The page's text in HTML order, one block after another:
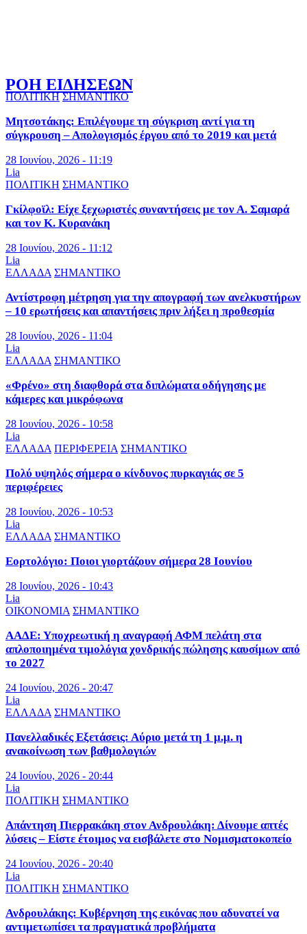
ΡΟΗ ΕΙΔΗΣΕΩΝ
ΠΟΛΙΤΙΚΗ ΣΗΜΑΝΤΙΚΟ
Μητσοτάκης: Επιλέγουμε τη σύγκριση αντί για τη
σύγκρουση – Απολογισμός έργου από το 2019 και μετά
28 Ιουνίου, 2026 - 11:19
Lia
ΠΟΛΙΤΙΚΗ ΣΗΜΑΝΤΙΚΟ
Γκίλφοϊλ: Είχε ξεχωριστές συναντήσεις με τον Α. Σαμαρά
και τον Κ. Κυρανάκη
28 Ιουνίου, 2026 - 11:12
Lia
ΕΛΛΑΔΑ ΣΗΜΑΝΤΙΚΟ
Αντίστροφη μέτρηση για την απογραφή των ανελκυστήρων
– 10 ερωτήσεις και απαντήσεις πριν λήξει η προθεσμία
28 Ιουνίου, 2026 - 11:04
Lia
ΕΛΛΑΔΑ ΣΗΜΑΝΤΙΚΟ
«Φρένο» στη διαφθορά στα διπλώματα οδήγησης με
κάμερες και μικρόφωνα
28 Ιουνίου, 2026 - 10:58
Lia
ΕΛΛΑΔΑ ΠΕΡΙΦΕΡΕΙΑ ΣΗΜΑΝΤΙΚΟ
Πολύ υψηλός σήμερα ο κίνδυνος πυρκαγιάς σε 5
περιφέρειες
28 Ιουνίου, 2026 - 10:53
Lia
ΕΛΛΑΔΑ ΣΗΜΑΝΤΙΚΟ
Εορτολόγιο: Ποιοι γιορτάζουν σήμερα 28 Ιουνίου
28 Ιουνίου, 2026 - 10:43
Lia
ΟΙΚΟΝΟΜΙΑ ΣΗΜΑΝΤΙΚΟ
ΑΑΔΕ: Υποχρεωτική η αναγραφή ΑΦΜ πελάτη στα
απλοποιημένα τιμολόγια χονδρικής πώλησης καυσίμων από
το 2027
24 Ιουνίου, 2026 - 20:47
Lia
ΕΛΛΑΔΑ ΣΗΜΑΝΤΙΚΟ
Πανελλαδικές Εξετάσεις: Αύριο μετά τη 1 μ.μ. η
ανακοίνωση των βαθμολογιών
24 Ιουνίου, 2026 - 20:44
Lia
ΠΟΛΙΤΙΚΗ ΣΗΜΑΝΤΙΚΟ
Απάντηση Πιερρακάκη στον Ανδρουλάκη: Δίνουμε απτές
λύσεις – Είστε έτοιμος να εισβάλετε στο Νομισματοκοπείο
24 Ιουνίου, 2026 - 20:40
Lia
ΠΟΛΙΤΙΚΗ ΣΗΜΑΝΤΙΚΟ
Ανδρουλάκης: Κυβέρνηση της εικόνας που αδυνατεί να
αντιμετωπίσει τα πραγματικά προβλήματα